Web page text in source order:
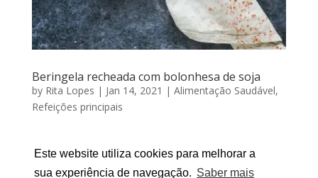
Este website utiliza cookies para melhorar a
sua experiência de navegação. Saber mais
Beringela recheada com bolonhesa de soja
by Rita Lopes | Jan 14, 2021 | Alimentação Saudável,
Refeições principais
Por RITA LOPES | Janeiro 14, 2021 Quem mais, em
2021, decidiu reduzir o consumo de carne? Nesse